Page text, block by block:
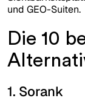
und GEO-Suiten.
Die 10
1. Sorank